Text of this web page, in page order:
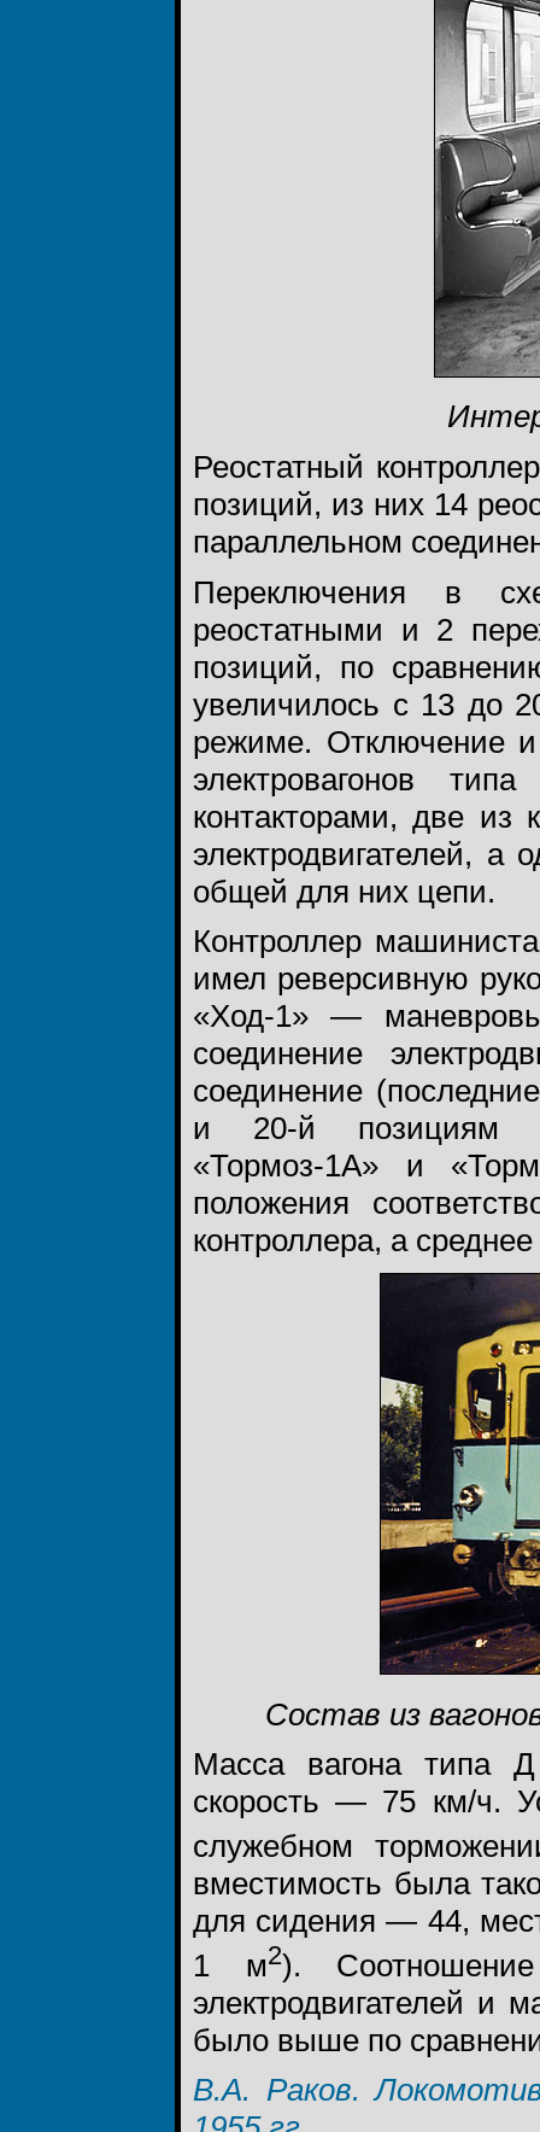
Реостатный
позиций, из них 14
параллельном
Переключения в
реостатными и 2
позиций, по
увеличилось с 13 до
режиме. Отключение и
электровагонов
контакторами, две из
электродвигателей, а
общей для них цепи.
Контроллер
имел реверсивную
«Ход-1» —
соединение
соединение
и 20-й позициям
«Тормоз-1А» и
положения
контроллера, а
Состав из
Масса вагона типа Д
скорость — 75 км/ч.
служебном
вместимость была
для сидения — 44,
1 м2).
электродвигателей и
было выше по
В.А. Раков.